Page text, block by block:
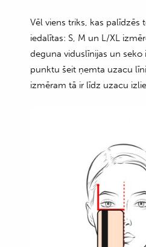
Vēl viens triks, kas palīdzēs
iedalītas: S, M un L/XL
deguna viduslīnijas un seko
punktu šeit ņemta uzacu
izmēram tā ir līdz uzacu